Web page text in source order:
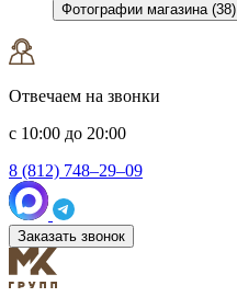
Фотографии магазина (38)
Отвечаем на звонки
с 10:00 до 20:00
8 (812) 748–29–09
Заказать звонок